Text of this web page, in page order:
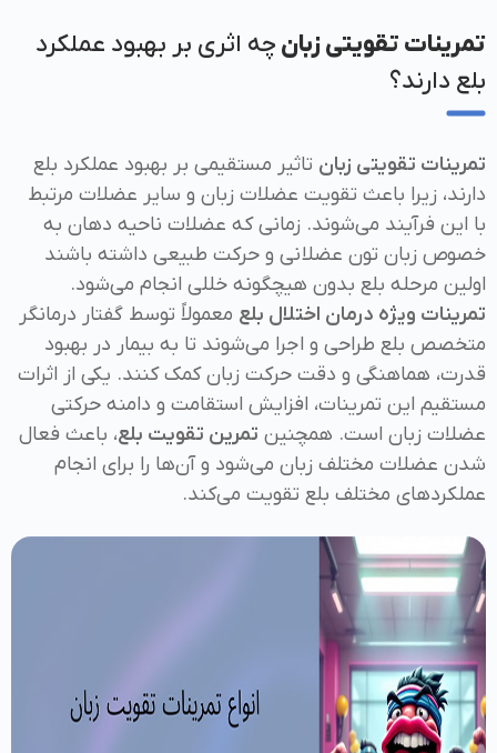
تمرینات تقویتی زبانچه اثری بر بهبود عملکرد
بلع دارند؟
تمرینات تقویتی زبان تاثیر مستقیمی بر بهبود عملکرد بلع
دارند، زیرا باعث تقویت عضلات زبان و سایر عضلات مرتبط
با این فرآیند می‌شوند. زمانی که عضلات ناحیه دهان به
خصوص زبان تون عضلانی و حرکت طبیعی داشته باشند
اولین مرحله بلع بدون هیچگونه خللی انجام می‌شود.
تمرینات ویژه درمان اختلال بلع معمولاً توسط گفتار درمانگر
متخصص بلع طراحی و اجرا می‌شوند تا به بیمار در بهبود
قدرت، هماهنگی و دقت حرکت زبان کمک کنند. یکی از اثرات
مستقیم این تمرینات، افزایش استقامت و دامنه حرکتی
عضلات زبان است. همچنین تمرین تقویت بلع، باعث فعال
شدن عضلات مختلف زبان می‌شود و آن‌ها را برای انجام
عملکردهای مختلف بلع تقویت می‌کند.